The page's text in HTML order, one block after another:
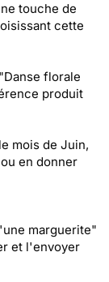
touche de
cette
florale
produit
mois de Juin,
en donner
marguerite"
et l'envoyer